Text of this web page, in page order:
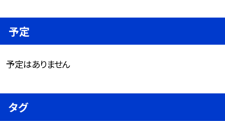
予定
予定はありません
タグ